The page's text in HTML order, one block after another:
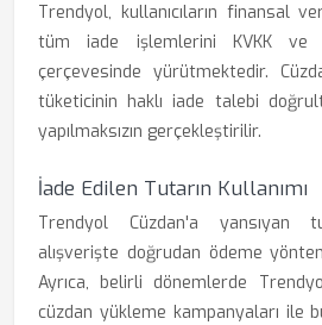
Trendyol, kullanıcıların finansal
tüm iade işlemlerini KVKK ve
çerçevesinde yürütmektedir.
tüketicinin haklı iade talebi
yapılmaksızın gerçekleştirilir.
İade Edilen Tutarın Kullanımı
Trendyol Cüzdan'a yansıyan
alışverişte doğrudan ödeme
Ayrıca, belirli dönemlerde
cüzdan yükleme kampanyaları ile